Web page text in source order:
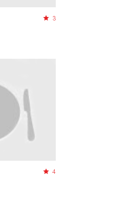
3
4